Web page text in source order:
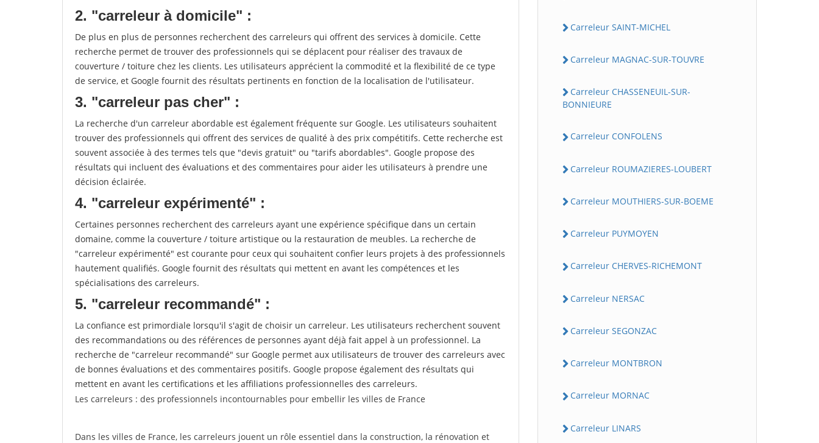
2. "carreleur à domicile" :
De plus en plus de personnes recherchent des carreleurs qui offrent des services à domicile. Cette
recherche permet de trouver des professionnels qui se déplacent pour réaliser des travaux de
couverture / toiture chez les clients. Les utilisateurs apprécient la commodité et la flexibilité de ce type
de service, et Google fournit des résultats pertinents en fonction de la localisation de l'utilisateur.
3. "carreleur pas cher" :
La recherche d'un carreleur abordable est également fréquente sur Google. Les utilisateurs souhaitent
trouver des professionnels qui offrent des services de qualité à des prix compétitifs. Cette recherche est
souvent associée à des termes tels que "devis gratuit" ou "tarifs abordables". Google propose des
résultats qui incluent des évaluations et des commentaires pour aider les utilisateurs à prendre une
décision éclairée.
4. "carreleur expérimenté" :
Certaines personnes recherchent des carreleurs ayant une expérience spécifique dans un certain
domaine, comme la couverture / toiture artistique ou la restauration de meubles. La recherche de
"carreleur expérimenté" est courante pour ceux qui souhaitent confier leurs projets à des professionnels
hautement qualifiés. Google fournit des résultats qui mettent en avant les compétences et les
spécialisations des carreleurs.
5. "carreleur recommandé" :
La confiance est primordiale lorsqu'il s'agit de choisir un carreleur. Les utilisateurs recherchent souvent
des recommandations ou des références de personnes ayant déjà fait appel à un professionnel. La
recherche de "carreleur recommandé" sur Google permet aux utilisateurs de trouver des carreleurs avec
de bonnes évaluations et des commentaires positifs. Google propose également des résultats qui
mettent en avant les certifications et les affiliations professionnelles des carreleurs.
Les carreleurs : des professionnels incontournables pour embellir les villes de France
Dans les villes de France, les carreleurs jouent un rôle essentiel dans la construction, la rénovation et
Carreleur SAINT-MICHEL
Carreleur MAGNAC-SUR-TOUVRE
Carreleur CHASSENEUIL-SUR-
BONNIEURE
Carreleur CONFOLENS
Carreleur ROUMAZIERES-LOUBERT
Carreleur MOUTHIERS-SUR-BOEME
Carreleur PUYMOYEN
Carreleur CHERVES-RICHEMONT
Carreleur NERSAC
Carreleur SEGONZAC
Carreleur MONTBRON
Carreleur MORNAC
Carreleur LINARS